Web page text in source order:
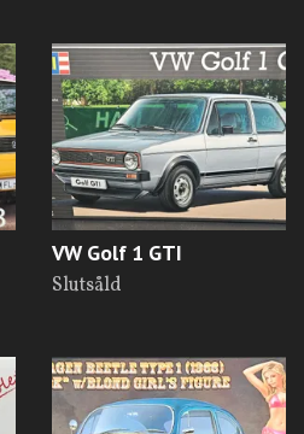
VW Golf 1 GTI
Slutsåld